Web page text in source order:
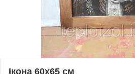
Ікона 60х65 см